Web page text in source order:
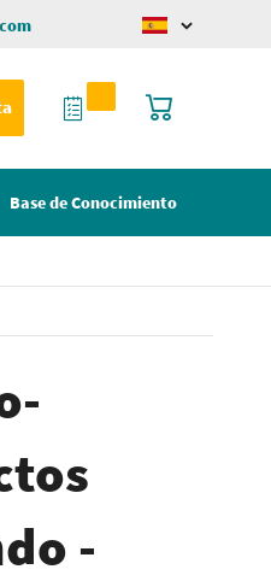
Change
Mi cesta
Mi Cotización
Base de Conocimiento
-